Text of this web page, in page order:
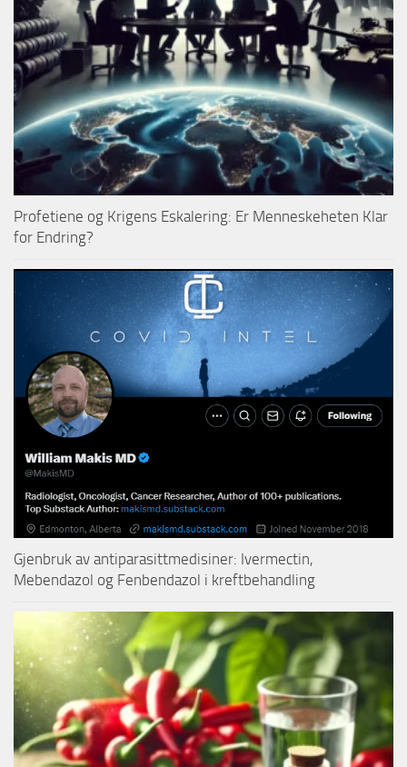
Profetiene og Krigens Eskalering: Er Menneskeheten Klar
for Endring?
Gjenbruk av antiparasittmedisiner: Ivermectin,
Mebendazol og Fenbendazol i kreftbehandling